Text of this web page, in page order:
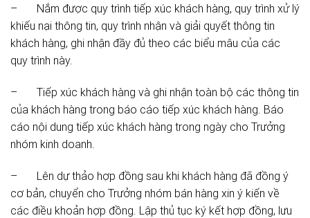
– Nắm được quy trình tiếp xúc khách hàng, quy trình xử lý
khiếu nại thông tin, quy trình nhận và giải quyết thông tin
khách hàng, ghi nhận đầy đủ theo các biểu mâu của các
quy trình này.
– Tiếp xúc khách hàng và ghi nhận toàn bộ các thông tin
của khách hàng trong báo cáo tiếp xúc khách hàng. Báo
cáo nội dung tiếp xúc khách hàng trong ngày cho Trưởng
nhóm kinh doanh.
– Lên dự thảo hợp đồng sau khi khách hàng đã đồng ý
cơ bản, chuyển cho Trưởng nhóm bán hàng xin ý kiến về
các điều khoản hợp đồng. Lập thủ tục ký kết hợp đồng, lưu